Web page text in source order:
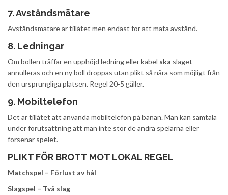
7. Avståndsmätare
Avståndsmätare är tillåtet men endast för att mäta avstånd.
8. Ledningar
Om bollen träffar en upphöjd ledning eller kabel ska slaget
annulleras och en ny boll droppas utan plikt så nära som möjligt från
den ursprungliga platsen. Regel 20-5 gäller.
9. Mobiltelefon
Det är tillåtet att använda mobiltelefon på banan. Man kan samtala
under förutsättning att man inte stör de andra spelarna eller
försenar spelet.
PLIKT FÖR BROTT MOT LOKAL REGEL
Matchspel – Förlust av hål
Slagspel – Två slag